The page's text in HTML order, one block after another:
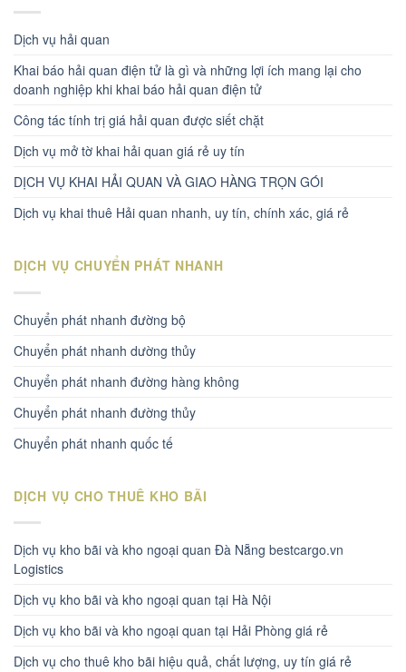
Dịch vụ hải quan
Khai báo hải quan điện tử là gì và những lợi ích mang lại cho
doanh nghiệp khi khai báo hải quan điện tử
Công tác tính trị giá hải quan được siết chặt
Dịch vụ mở tờ khai hải quan giá rẻ uy tín
DỊCH VỤ KHAI HẢI QUAN VÀ GIAO HÀNG TRỌN GÓI
Dịch vụ khai thuê Hải quan nhanh, uy tín, chính xác, giá rẻ
DỊCH VỤ CHUYỂN PHÁT NHANH
Chuyển phát nhanh đường bộ
Chuyển phát nhanh dường thủy
Chuyển phát nhanh đường hàng không
Chuyển phát nhanh đường thủy
Chuyển phát nhanh quốc tế
DỊCH VỤ CHO THUÊ KHO BÃI
Dịch vụ kho bãi và kho ngoại quan Đà Nẵng bestcargo.vn
Logistics
Dịch vụ kho bãi và kho ngoại quan tại Hà Nội
Dịch vụ kho bãi và kho ngoại quan tại Hải Phòng giá rẻ
Dịch vụ cho thuê kho bãi hiệu quả, chất lượng, uy tín giá rẻ